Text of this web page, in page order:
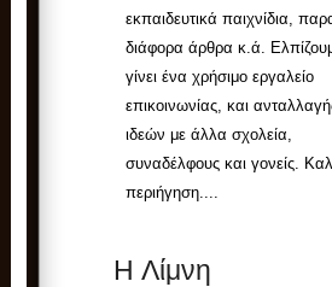
εκπαιδευτικά παιχνίδια,
διάφορα άρθρα κ.ά.
γίνει ένα χρήσιμο εργαλείο
επικοινωνίας, και
ιδεών με άλλα σχολεία,
συναδέλφους και γονείς.
περιήγηση....
H Λίμνη